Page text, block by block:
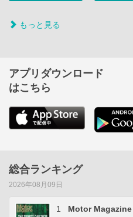
もっと見る
アプリダウンロード
はこちら
総合ランキング
2026年08月09日
1 Motor Magazine